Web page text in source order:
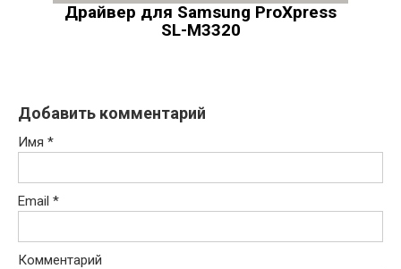
Драйвер для Samsung ProXpress
SL-M3320
Добавить комментарий
Имя *
Email *
Комментарий